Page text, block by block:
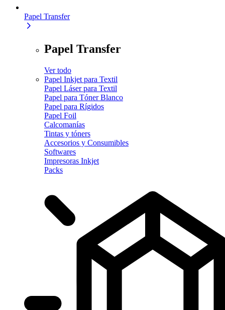
Papel Transfer
Papel Transfer
Ver todo
Papel Inkjet para Textil
Papel Láser para Textil
Papel para Tóner Blanco
Papel para Rígidos
Papel Foil
Calcomanías
Tintas y tóners
Accesorios y Consumibles
Softwares
Impresoras Inkjet
Packs